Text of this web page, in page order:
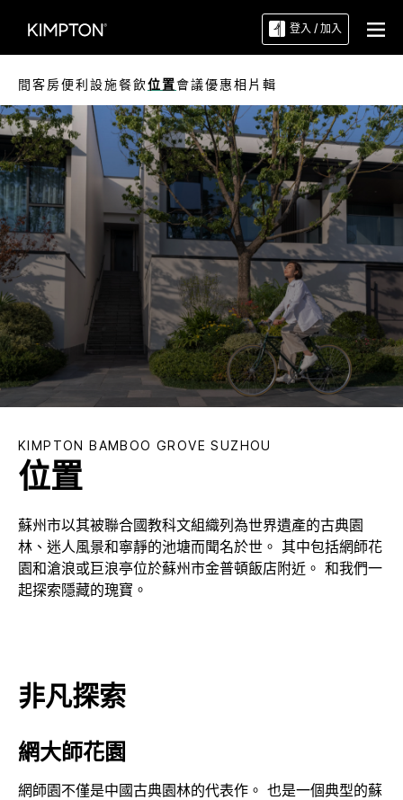
登入 / 加入
間客房便利設施餐飲位置會議優惠相片輯
KIMPTON BAMBOO GROVE SUZHOU
位置
蘇州市以其被聯合國教科文組織列為世界遺產的古典園
林、迷人風景和寧靜的池塘而聞名於世。 其中包括網師花
園和滄浪或巨浪亭位於蘇州市金普頓飯店附近。 和我們一
起探索隱藏的瑰寶。
非凡探索
網大師花園
網師園不僅是中國古典園林的代表作。 也是一個典型的蘇